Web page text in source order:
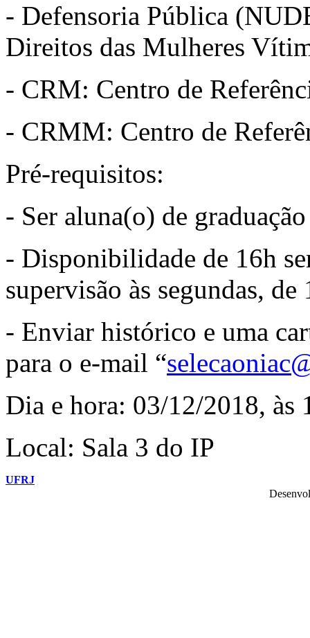
- Defensoria Pública
Direitos das Mulheres
- CRM: Centro de
- CRMM: Centro de
Pré-requisitos:
- Ser aluna(o) de
- Disponibilidade de 16h
supervisão às segundas,
- Enviar histórico e uma
para o e-mail “
Dia e hora: 03/12/2018, às
Local: Sala 3 do IP
UFRJ